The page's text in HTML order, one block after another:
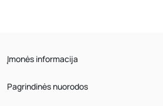
Įmonės informacija
Pagrindinės nuorodos